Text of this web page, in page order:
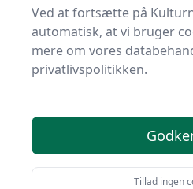
Bedste
2025 -
Find de bedste
udvalgt 8 top-produkter, så
Ved at fortsætte på
automatisk, at vi bruger
mere om vores
privatlivspolitikken.
Tillad ingen